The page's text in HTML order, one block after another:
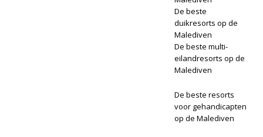
De beste
duikresorts op de
Malediven
De beste multi-
eilandresorts op de
Malediven
De beste resorts
voor gehandicapten
op de Malediven